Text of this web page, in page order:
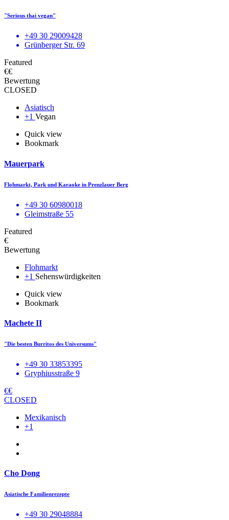
"Serious thai vegan"
+49 30 29009428
Grünberger Str. 69
Featured
€€
Bewertung
CLOSED
Asiatisch
+1 Vegan
Quick view
Bookmark
Mauerpark
Flohmarkt, Park und Karaoke in Prenzlauer Berg
+49 30 60980018
Gleimstraße 55
Featured
€
Bewertung
Flohmarkt
+1 Sehenswürdigkeiten
Quick view
Bookmark
Machete II
"Die besten Burritos des Universums"
+49 30 33853395
Gryphiusstraße 9
€€
CLOSED
Mexikanisch
+1
Cho Dong
Asiatische Familienrezepte
+49 30 29048884